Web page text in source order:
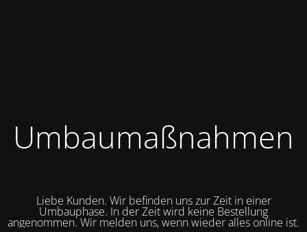
Umbaumaßnahmen
Liebe Kunden. Wir befinden uns zur Zeit in einer
Umbauphase. In der Zeit wird keine Bestellung
angenommen. Wir melden uns, wenn wieder alles online ist.